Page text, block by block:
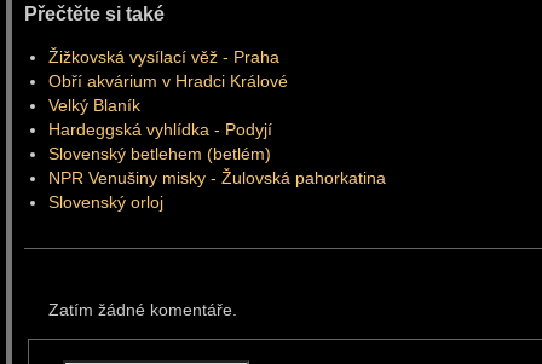
Přečtěte si také
Žižkovská vysílací věž - Praha
Obří akvárium v Hradci Králové
Velký Blaník
Hardeggská vyhlídka - Podyjí
Slovenský betlehem (betlém)
NPR Venušiny misky - Žulovská pahorkatina
Slovenský orloj
Zatím žádné komentáře.